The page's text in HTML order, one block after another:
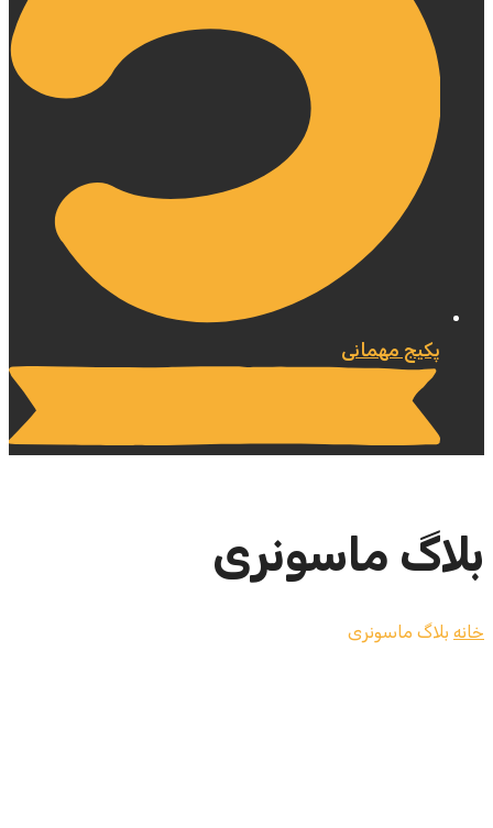
پکیج مهمانی
بلاگ ماسونری
خانه بلاگ ماسونری